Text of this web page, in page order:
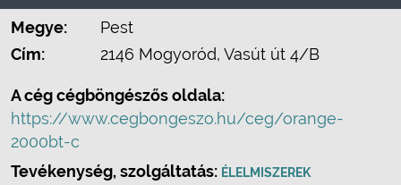
Megye:
Pest
Cím:
2146 Mogyoród, Vasút út 4/B
A cég cégböngészős oldala:
https://www.cegbongeszo.hu/ceg/orange-
2000bt-c
Tevékenység, szolgáltatás: ÉLELMISZEREK